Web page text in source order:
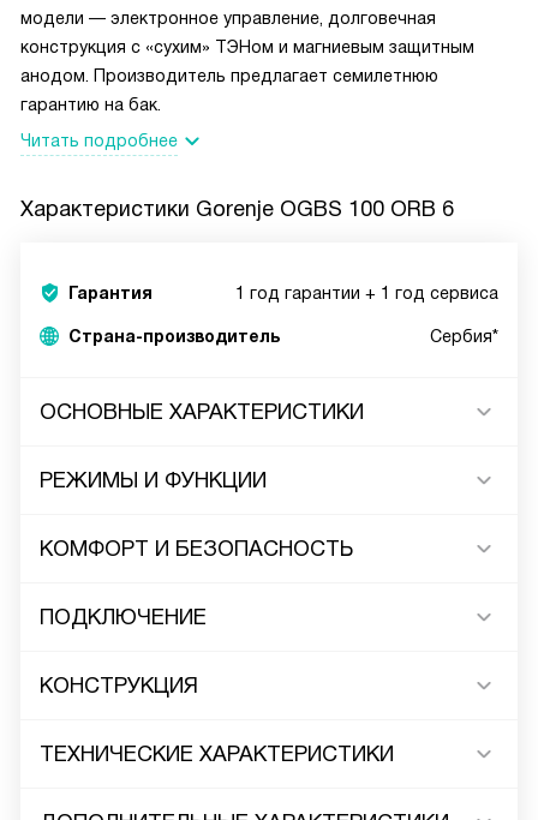
модели — электронное управление, долговечная
конструкция с «сухим» ТЭНом и магниевым защитным
анодом. Производитель предлагает семилетнюю
гарантию на бак.
Читать подробнее
Характеристики Gorenje OGBS 100 ORB 6
Гарантия 1 год гарантии + 1 год сервиса
Страна-производитель Сербия*
ОСНОВНЫЕ ХАРАКТЕРИСТИКИ
РЕЖИМЫ И ФУНКЦИИ
КОМФОРТ И БЕЗОПАСНОСТЬ
ПОДКЛЮЧЕНИЕ
КОНСТРУКЦИЯ
ТЕХНИЧЕСКИЕ ХАРАКТЕРИСТИКИ